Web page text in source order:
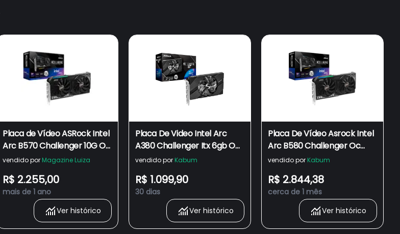
Placa de Vídeo ASRock Intel
Arc B570 Challenger 10G OC
- 90-GA5KZZ-00UANF
vendido por Magazine Luiza
R$ 2.255,00
mais de 1 ano
Ver histórico
Placa De Video Intel Arc
A380 Challenger Itx 6gb Oc
A380 Cli 6go Asrock
vendido por Kabum
R$ 1.099,90
30 dias
Ver histórico
Placa De Vídeo Asrock Intel
Arc B580 Challenger Oc
12gb Gddr6 192bits - 90-
vendido por Kabum
R$ 2.844,38
cerca de 1 mês
Ver histórico